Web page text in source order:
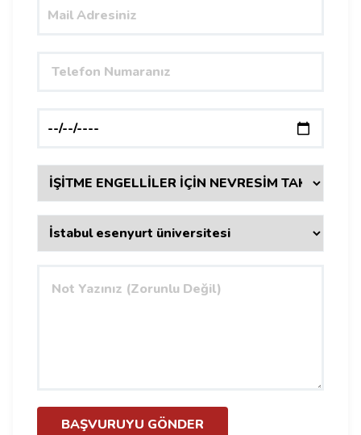
BAŞVURUYU GÖNDER